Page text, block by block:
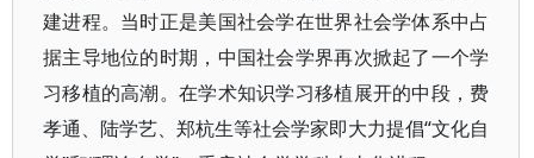
建进程。当时正是美国社会学在世界社会学体系中占
据主导地位的时期，中国社会学界再次掀起了一个学
习移植的高潮。在学术知识学习移植展开的中段，费
孝通、陆学艺、郑杭生等社会学家即大力提倡“文化自